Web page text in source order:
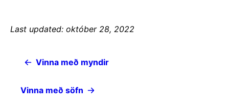
Last updated: október 28, 2022
Vinna með myndir
Vinna með söfn